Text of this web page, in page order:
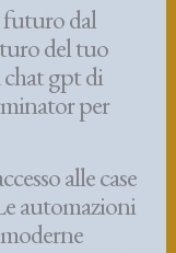
dal
del tuo
gpt di
per
alle case
automazioni